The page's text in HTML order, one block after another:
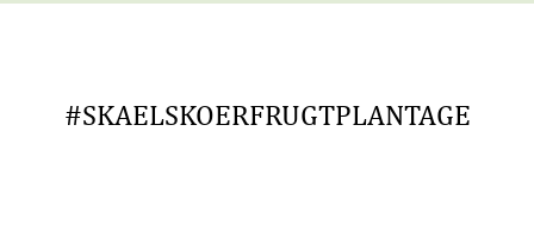
#SKAELSKOERFRUGTPLANTAGE